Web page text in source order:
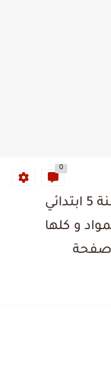
0
كتاب جميع اختبارات السنة 5 ابتدائي
و كلها